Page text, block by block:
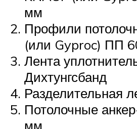
мм
Профили
(или Gyproc) ПП
Лента
Дихтунгсбанд
Разделительная
Потолочные
мм